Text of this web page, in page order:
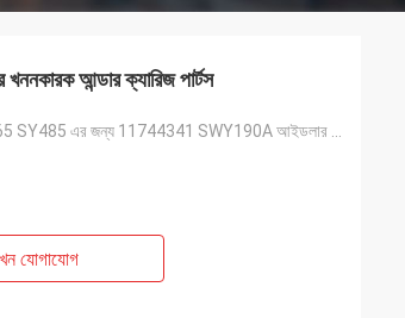
আন্ডার ক্যারিজ পার্টস
যোগাযোগ